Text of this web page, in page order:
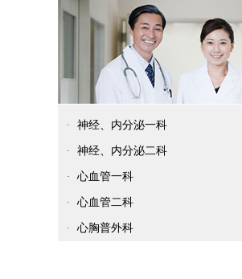
· 神经、内分泌一科
· 神经、内分泌二科
· 心血管一科
· 心血管二科
· 心胸普外科